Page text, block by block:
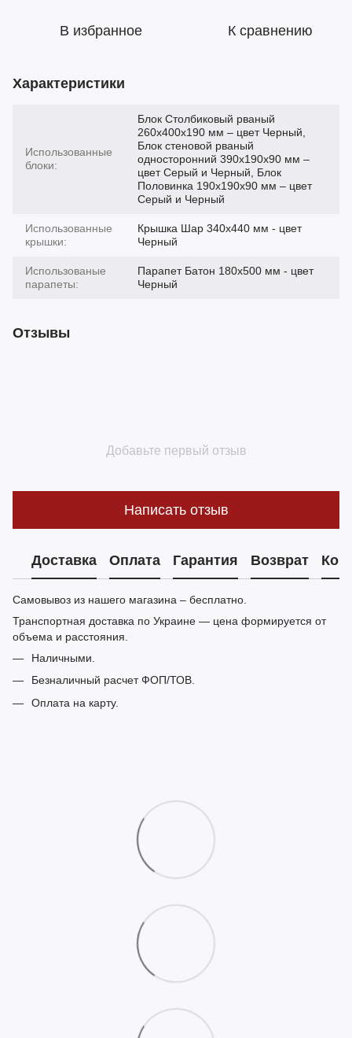
В избранное К сравнению
Характеристики
Использованные
блоки:
Блок Столбиковый рваный
260х400х190 мм – цвет Черный,
Блок стеновой рваный
односторонний 390х190х90 мм –
цвет Серый и Черный, Блок
Половинка 190х190х90 мм – цвет
Серый и Черный
Использованные
крышки:
Крышка Шар 340х440 мм - цвет
Черный
Использованые
парапеты:
Парапет Батон 180х500 мм - цвет
Черный
Отзывы
Добавьте первый отзыв
Написать отзыв
Доставка Оплата Гарантия Возврат
Самовывоз из нашего магазина – бесплатно.
Транспортная доставка по Украине — цена формируется от
объема и расстояния.
Наличными.
Безналичный расчет ФОП/ТОВ.
Оплата на карту.